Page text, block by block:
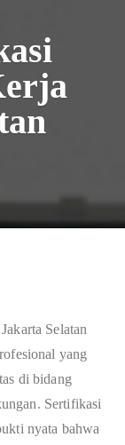
Selatan
yang
di bidang
Sertifikasi
nyata bahwa